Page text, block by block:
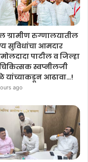
ग्रामीण रुग्णालयातील
सुविधांचा आमदार
पाटील व जिल्हा
स्वप्नीलजी
यांच्याकडून आढावा…!
ago